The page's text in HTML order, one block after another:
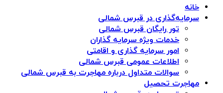
خانه
سرمایه‌گذاری در قبرس شمالی
تور رایگان قبرس شمالی
خدمات ویژه سرمایه گذاران
امور سرمایه گذاری و اقامتی
اطلاعات عمومی قبرس شمالی
سوالات متداول درباره مهاجرت به قبرس شمالی
مهاجرت تحصیل